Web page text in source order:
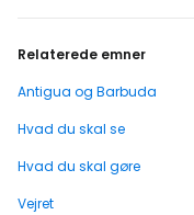
Relaterede emner
Antigua og Barbuda
Hvad du skal se
Hvad du skal gøre
Vejret